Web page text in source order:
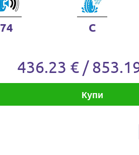
74 C
436.23 € /
Купи